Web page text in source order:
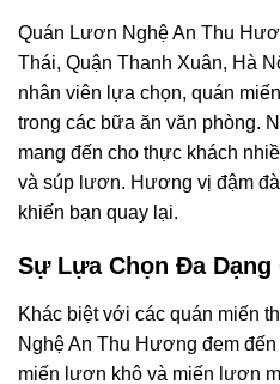
Quán Lươn Nghệ An Thu
Thái, Quận Thanh Xuân, Hà
nhân viên lựa chọn, quán
trong các bữa ăn văn phòng.
mang đến cho thực khách
và súp lươn. Hương vị đậm
khiến bạn quay lại.
Sự Lựa Chọn Đa
Khác biệt với các quán miến
Nghệ An Thu Hương đem
miến lươn khô và miến lươn